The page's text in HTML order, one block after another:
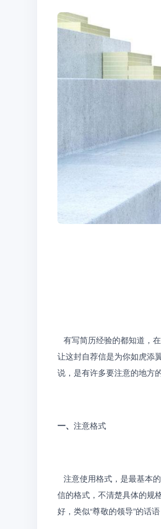
让这封自荐信是为你如虎添
说，是有许多要注意的地方
一、 注意格式
信的格式，不清楚具体的规
好，类似“尊敬的领导”的话